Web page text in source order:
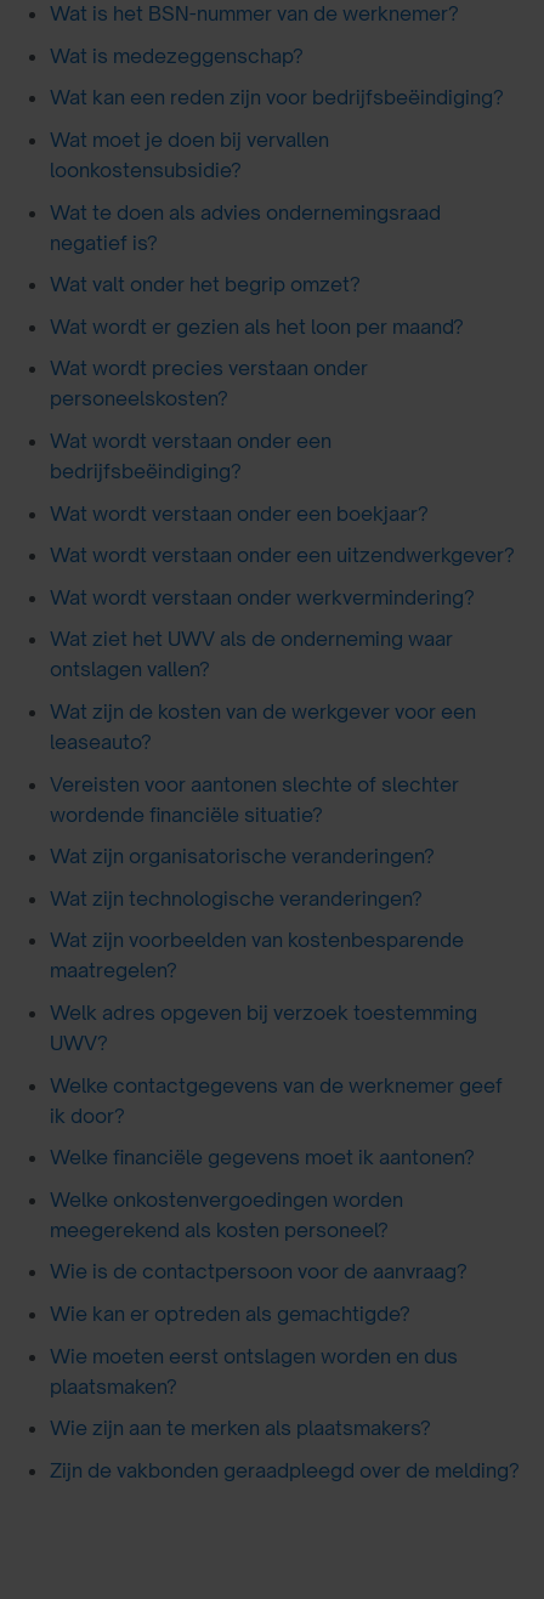
Wat is het BSN-nummer van de werknemer?
Wat is medezeggenschap?
Wat kan een reden zijn voor bedrijfsbeëindiging?
Wat moet je doen bij vervallen
loonkostensubsidie?
Wat te doen als advies ondernemingsraad
negatief is?
Wat valt onder het begrip omzet?
Wat wordt er gezien als het loon per maand?
Wat wordt precies verstaan onder
personeelskosten?
Wat wordt verstaan onder een
bedrijfsbeëindiging?
Wat wordt verstaan onder een boekjaar?
Wat wordt verstaan onder een uitzendwerkgever?
Wat wordt verstaan onder werkvermindering?
Wat ziet het UWV als de onderneming waar
ontslagen vallen?
Wat zijn de kosten van de werkgever voor een
leaseauto?
Vereisten voor aantonen slechte of slechter
wordende financiële situatie?
Wat zijn organisatorische veranderingen?
Wat zijn technologische veranderingen?
Wat zijn voorbeelden van kostenbesparende
maatregelen?
Welk adres opgeven bij verzoek toestemming
UWV?
Welke contactgegevens van de werknemer geef
ik door?
Welke financiële gegevens moet ik aantonen?
Welke onkostenvergoedingen worden
meegerekend als kosten personeel?
Wie is de contactpersoon voor de aanvraag?
Wie kan er optreden als gemachtigde?
Wie moeten eerst ontslagen worden en dus
plaatsmaken?
Wie zijn aan te merken als plaatsmakers?
Zijn de vakbonden geraadpleegd over de melding?